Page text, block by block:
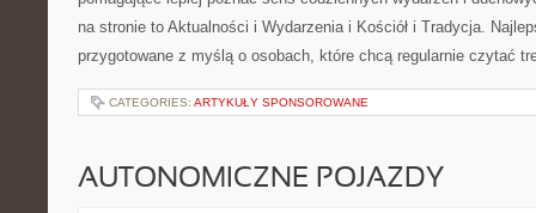
na stronie to Aktualności i Wydarzenia i Kościół i Tradycja.
przygotowane z myślą o osobach, które chcą regularnie czytać
CATEGORIES: ARTYKUŁY SPONSOROWANE
AUTONOMICZNE POJAZDY